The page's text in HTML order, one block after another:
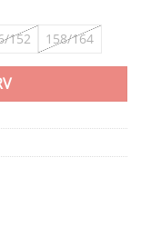
152 158/164